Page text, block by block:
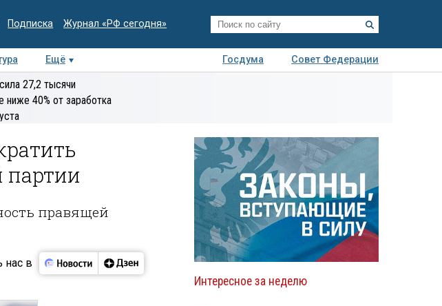
Подписка Журнал «РФ сегодня»
Ещё Госдума
Совет Федерации
Колумнисты
27,2 тысячи
ниже 40% от заработка
партии
правящей
нас в
Интересное за неделю